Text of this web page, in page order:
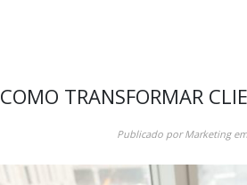
COMO TRANSFORMAR
Publicado porMarketing